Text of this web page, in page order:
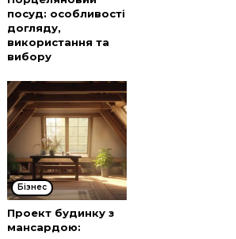
посуд: особливості
догляду,
використання та
вибору
Бізнес
Проект будинку з
мансардою: